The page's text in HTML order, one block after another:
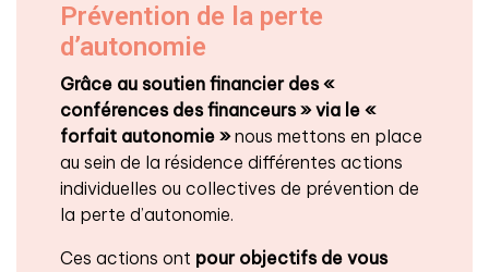
Prévention de la perte
d’autonomie
Grâce au soutien financier des «
conférences des financeurs » via le «
forfait autonomie »nous mettons en place
au sein de la résidence différentes actions
individuelles ou collectives de prévention de
la perte d’autonomie.
Ces actions ont pour objectifs de vous